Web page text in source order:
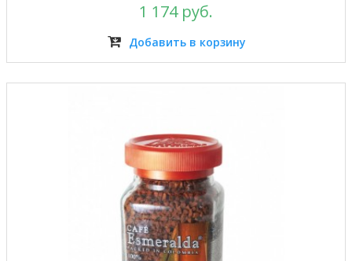
1 174 руб.
Добавить в корзину